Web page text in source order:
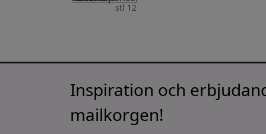
stl 12
Inspiration och
mailkorgen!